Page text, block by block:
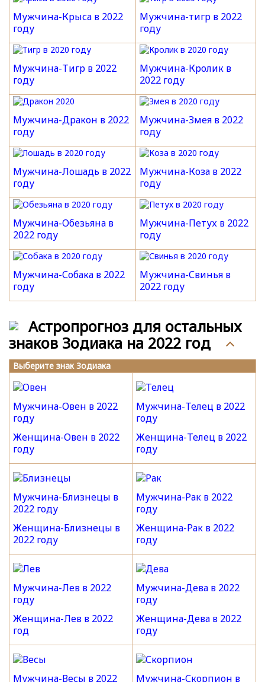
Мужчина-Крыса в 2022
году
Мужчина-тигр в 2022
году
Мужчина-Тигр в 2022
году
Мужчина-Кролик в
2022 году
Мужчина-Дракон в 2022
году
Мужчина-Змея в 2022
году
Мужчина-Лошадь в 2022
году
Мужчина-Коза в 2022
году
Мужчина-Обезьяна в
2022 году
Мужчина-Петух в 2022
году
Мужчина-Собака в 2022
году
Мужчина-Свинья в
2022 году
Астропрогноз для остальных
знаков Зодиака на 2022 год
Выберите знак Зодиака
Мужчина-Овен в 2022
году
Женщина-Овен в 2022
году
Мужчина-Телец в 2022
году
Женщина-Телец в 2022
году
Мужчина-Близнецы в
2022 году
Женщина-Близнецы в
2022 году
Мужчина-Рак в 2022
году
Женщина-Рак в 2022
году
Мужчина-Лев в 2022
году
Женщина-Лев в 2022
год
Мужчина-Дева в 2022
году
Женщина-Дева в 2022
году
Мужчина-Весы в 2022 Мужчина-Скорпион в